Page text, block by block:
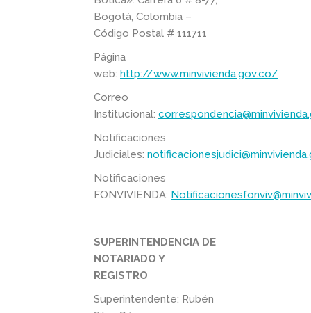
Bogotá, Colombia –
Código Postal # 111711
Página
web: http://www.minvivienda.gov.co/
Correo
Institucional:
Notificaciones
Judiciales:
Notificaciones
FONVIVIENDA:
SUPERINTENDENCIA DE
NOTARIADO Y
REGISTRO
Superintendente: Rubén